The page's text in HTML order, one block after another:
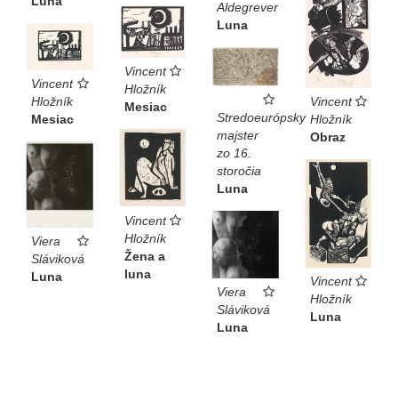
Aldegrever
Luna
Vincent
Hložník
Obraz
Vincent
Hložník
Mesiac
Vincent
Hložník
Mesiac
Stredoeurópsky
majster
zo 16.
storočia
Luna
Vincent
Hložník
Žena a
luna
Viera
Sláviková
Luna
Vincent
Hložník
Luna
Viera
Sláviková
Luna